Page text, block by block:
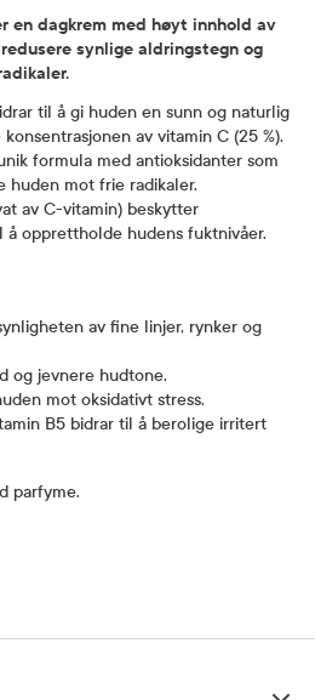
en dagkrem med høyt innhold av
synlige aldringstegn og
til å gi huden en sunn og naturlig
av vitamin C (25 %).
formula med antioksidanter som
huden mot frie radikaler.
av C-vitamin) beskytter
opprettholde hudens fuktnivåer.
av fine linjer, rynker og
og jevnere hudtone.
mot oksidativt stress.
B5 bidrar til å berolige irritert
parfyme.